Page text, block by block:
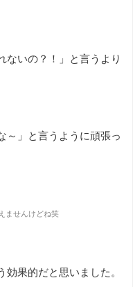
ないの？！」と言うより
～」と言うように頑張っ
ませんけどね笑
果的だと思いました。